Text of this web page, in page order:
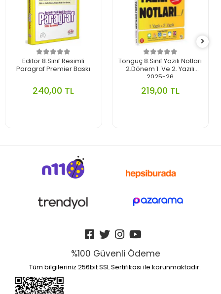
Editör 8.Sınıf Resimli
Paragraf Premier Baskı
240,00 TL
Tonguç 8.Sınıf Yazılı Notları
2.Dönem 1. Ve 2. Yazılı
2025-26
219,00 TL
%100 Güvenli Ödeme
Tüm bilgileriniz 256bit SSL Sertifikası ile korunmaktadır.